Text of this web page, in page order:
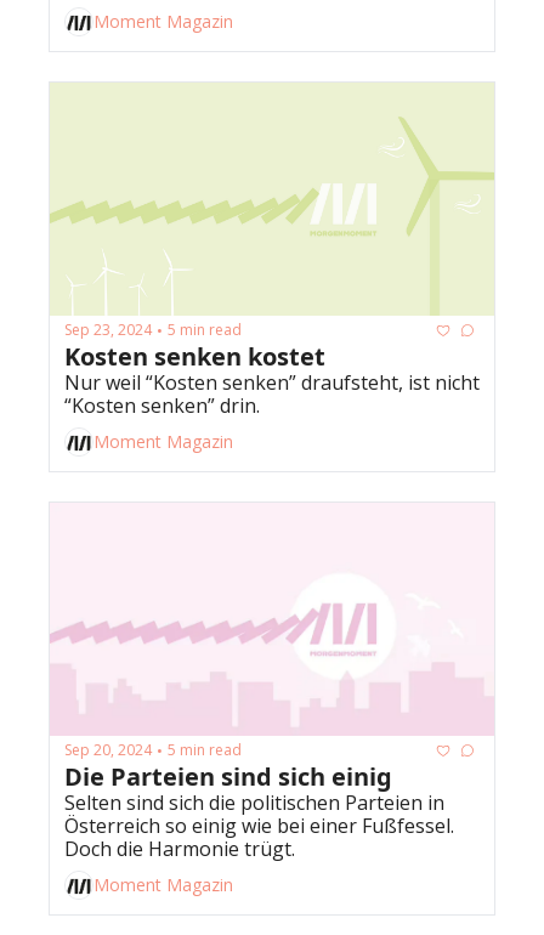
Moment Magazin
Sep 23, 2024 • 5 min read
Kosten senken kostet
Nur weil “Kosten senken” draufsteht, ist nicht
“Kosten senken” drin.
Moment Magazin
Sep 20, 2024 • 5 min read
Die Parteien sind sich einig
Selten sind sich die politischen Parteien in
Österreich so einig wie bei einer Fußfessel.
Moment Magazin